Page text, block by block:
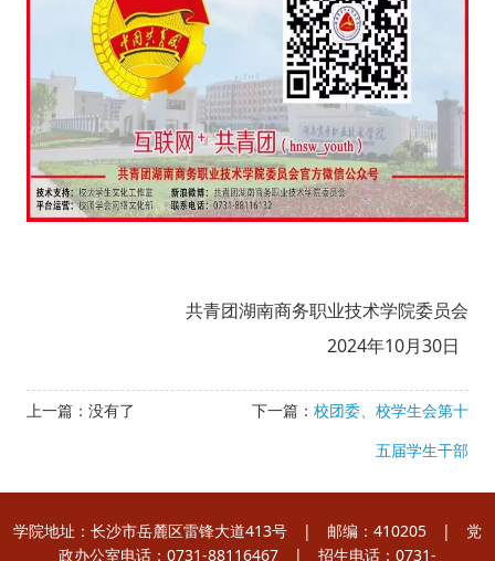
共青团湖南商务职业技术学院委员会
2024年10月30日
上一篇：没有了 下一篇： 校团委、校学生会第十
五届学生干部
学院地址：长沙市岳麓区雷锋大道413号 | 邮编：410205 | 党
政办公室电话：0731-88116467 | 招生电话：0731-